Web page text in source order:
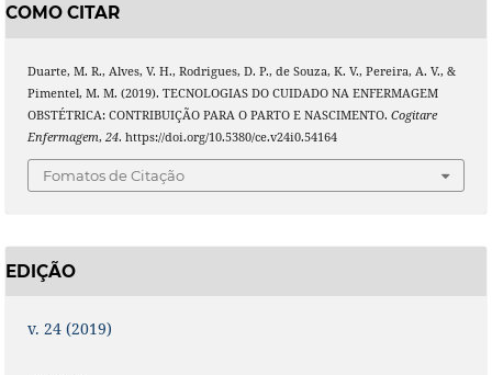
COMO CITAR
Duarte, M. R., Alves, V. H., Rodrigues, D. P., de Souza, K. V., Pereira, A. V., &
Pimentel, M. M. (2019). TECNOLOGIAS DO CUIDADO NA ENFERMAGEM
OBSTÉTRICA: CONTRIBUIÇÃO PARA O PARTO E NASCIMENTO. Cogitare
Enfermagem, 24. https://doi.org/10.5380/ce.v24i0.54164
Fomatos de Citação
EDIÇÃO
v. 24 (2019)